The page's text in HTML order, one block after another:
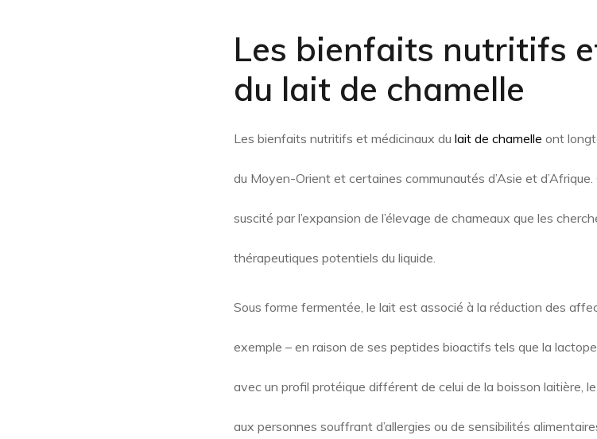
Les bienfaits nutritifs
du lait de chamelle
Les bienfaits nutritifs et médicinaux du lait de chamelle ont
du Moyen-Orient et certaines communautés d’Asie et d’Afrique.
suscité par l’expansion de l’élevage de chameaux que les
thérapeutiques potentiels du liquide.
Sous forme fermentée, le lait est associé à la réduction des
exemple – en raison de ses peptides bioactifs tels que la
avec un profil protéique différent de celui de la boisson laitière, le
aux personnes souffrant d’allergies ou de sensibilités